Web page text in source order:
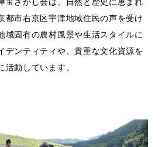
都市右京区宇津地域住民の声を受け
域固有の農村風景や生活スタイルに
デンティティや、貴重な文化資源を
活動しています。